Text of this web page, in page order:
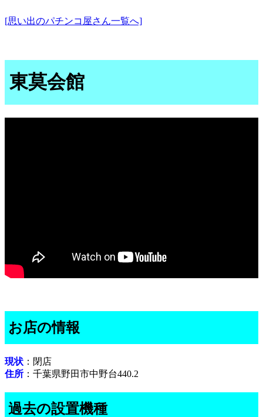
[思い出のパチンコ屋さん一覧へ]
東莫会館
お店の情報
現状 ：閉店
住所 ：千葉県野田市中野台440.2
過去の設置機種